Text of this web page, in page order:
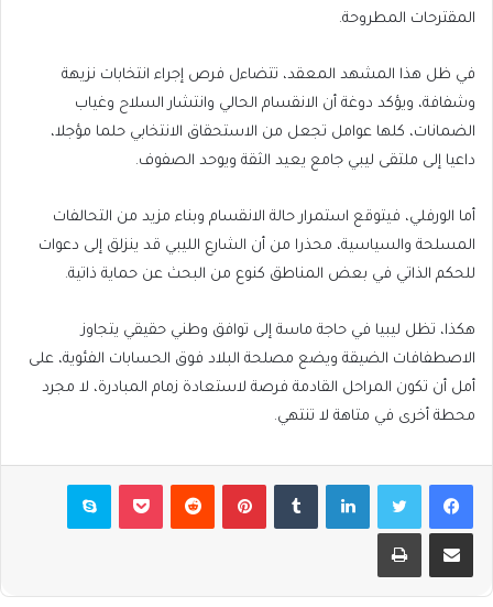
المقترحات المطروحة.
في ظل هذا المشهد المعقد، تتضاءل فرص إجراء انتخابات نزيهة
وشفافة، ويؤكد دوغة أن الانقسام الحالي وانتشار السلاح وغياب
الضمانات، كلها عوامل تجعل من الاستحقاق الانتخابي حلما مؤجلا،
داعيا إلى ملتقى ليبي جامع يعيد الثقة ويوحد الصفوف.
أما الورفلي، فيتوقع استمرار حالة الانقسام وبناء مزيد من التحالفات
المسلحة والسياسية، محذرا من أن الشارع الليبي قد ينزلق إلى دعوات
للحكم الذاتي في بعض المناطق كنوع من البحث عن حماية ذاتية.
هكذا، تظل ليبيا في حاجة ماسة إلى توافق وطني حقيقي يتجاوز
الاصطفافات الضيقة ويضع مصلحة البلاد فوق الحسابات الفئوية، على
أمل أن تكون المراحل القادمة فرصة لاستعادة زمام المبادرة، لا مجرد
محطة أخرى في متاهة لا تنتهي.
فيسبوكتويتر لينكدإن بينتيريست بوكيت سكايب
مشاركة عبر البريد طباعة